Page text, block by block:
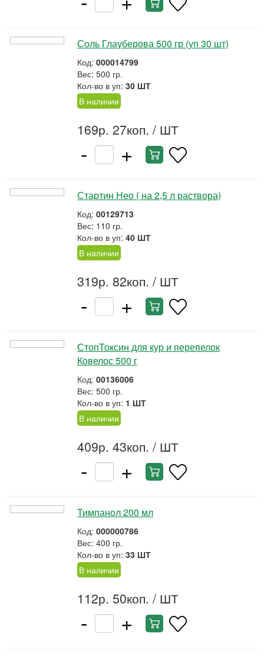
Соль Глауберова 500 гр (уп 30 шт)
Код: 000014799
Вес: 500 гр.
Кол-во в уп: 30 ШТ
В наличии
169р. 27коп. / ШТ
- +
Стартин Нео ( на 2,5 л раствора)
Код: 00129713
Вес: 110 гр.
Кол-во в уп: 40 ШТ
В наличии
319р. 82коп. / ШТ
- +
СтопТоксин для кур и перепелок
Ковелос 500 г
Код: 00136006
Вес: 500 гр.
Кол-во в уп: 1 ШТ
В наличии
409р. 43коп. / ШТ
- +
Тимпанол 200 мл
Код: 000000786
Вес: 400 гр.
Кол-во в уп: 33 ШТ
В наличии
112р. 50коп. / ШТ
- +